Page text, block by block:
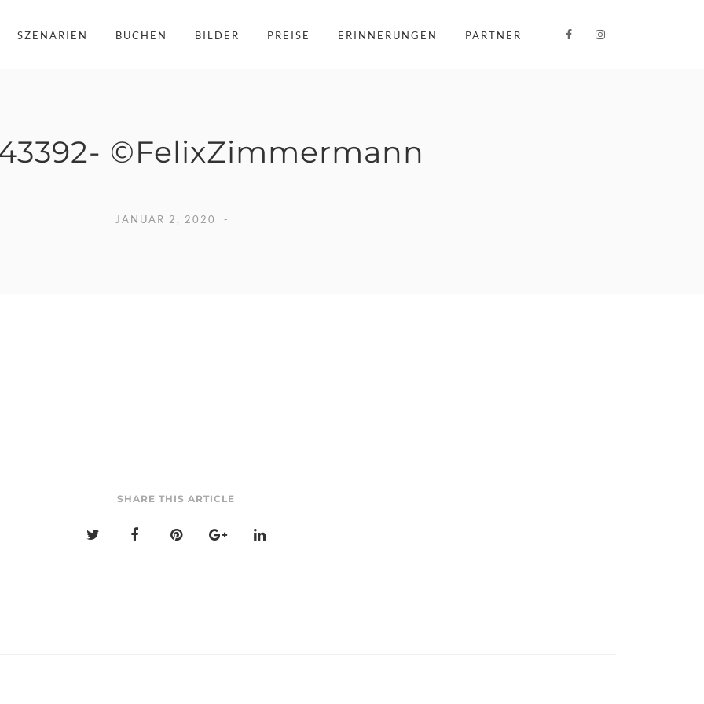
SZENARIEN BUCHEN BILDER PREISE ERINNERUNGEN PARTNER
©FelixZimmermann
JANUAR 2, 2020
SHARE THIS ARTICLE